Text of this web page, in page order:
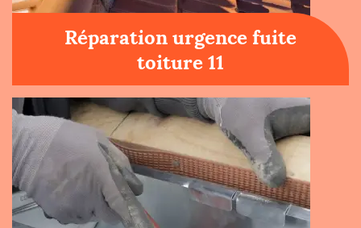
Réparation urgence fuite
toiture 11